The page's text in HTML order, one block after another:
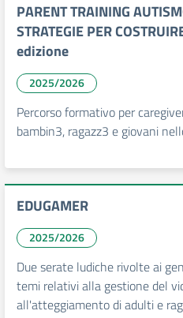
PARENT TRAINING
STRATEGIE PER
edizione
2025/2026
Percorso formativo per
bambin3, ragazz3 e giovani
EDUGAMER
2025/2026
Due serate ludiche rivolte ai
temi relativi alla gestione del
all'atteggiamento di adulti e